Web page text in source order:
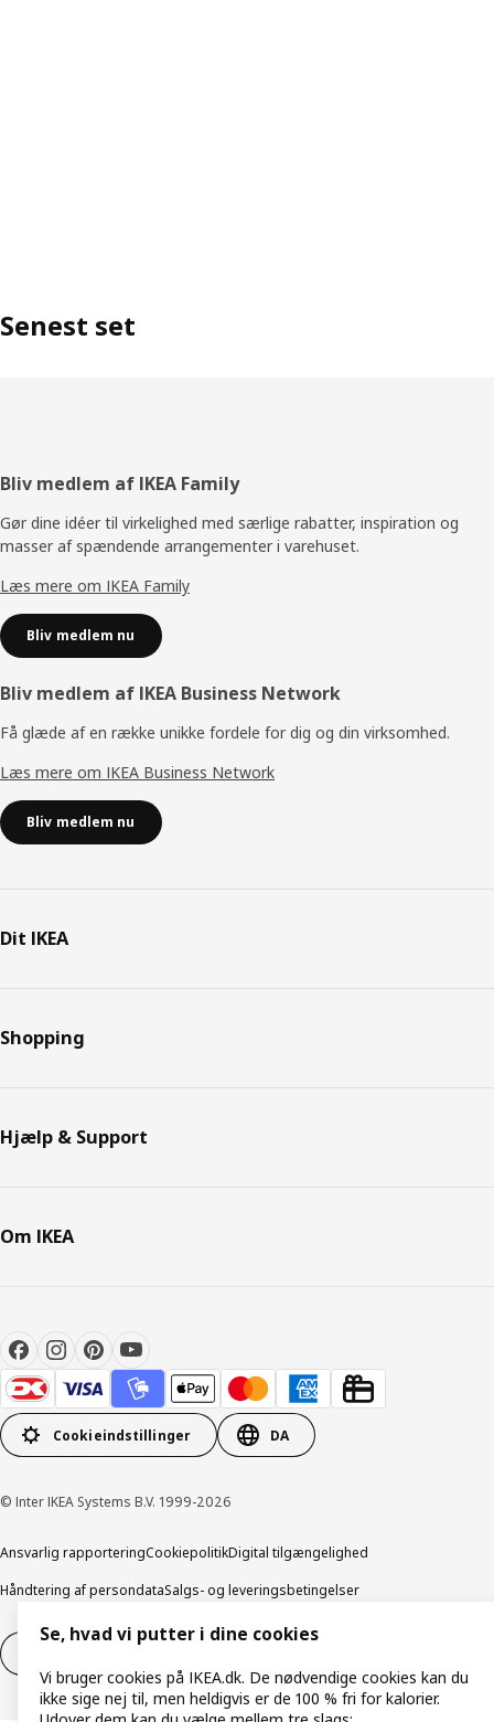
Senest set
Footer
Bliv medlem af IKEA Family
Gør dine idéer til virkelighed med særlige rabatter, inspiration og
masser af spændende arrangementer i varehuset.
Læs mere om IKEA Family
Bliv medlem nu
Bliv medlem af IKEA Business Network
Få glæde af en række unikke fordele for dig og din virksomhed.
Læs mere om IKEA Business Network
Bliv medlem nu
Dit IKEA
Shopping
Hjælp & Support
Om IKEA
Cookieindstillinger DA
© Inter IKEA Systems B.V. 1999-2026
Ansvarlig rapporteringCookiepolitikDigital tilgængelighed
Håndtering af persondataSalgs- og leveringsbetingelser
Se, hvad vi putter i dine cookies
Vi bruger cookies på IKEA.dk. De nødvendige cookies kan du
ikke sige nej til, men heldigvis er de 100 % fri for kalorier.